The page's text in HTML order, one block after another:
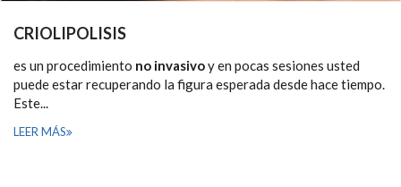
CRIOLIPOLISIS
es un procedimiento no invasivoy en pocas sesiones usted
puede estar recuperando la figura esperada desde hace tiempo.
Este...
LEER MÁS